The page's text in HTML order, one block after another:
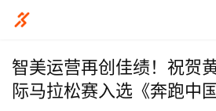
智美运营再创佳绩！祝贺
际马拉松赛入选《奔跑中国